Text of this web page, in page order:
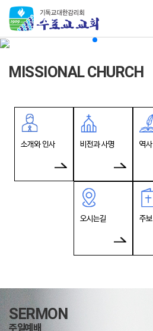
MISSIONAL CHURCH
소개와 인사 비전과 사명 역사
오시는길 주보
SERMON
주일예배